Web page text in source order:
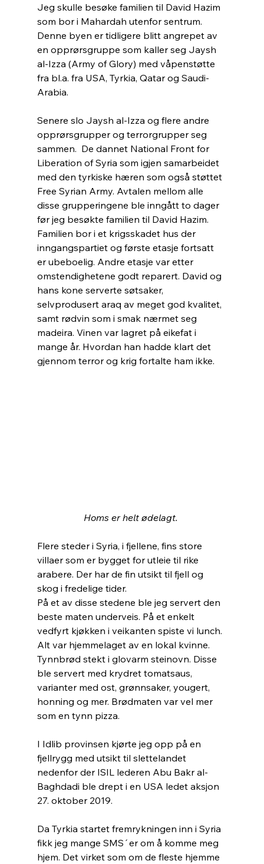
Jeg skulle besøke familien til David Hazim
som bor i Mahardah utenfor sentrum.
Denne byen er tidligere blitt angrepet av
en opprørsgruppe som kaller seg Jaysh
al-Izza (Army of Glory) med våpenstøtte
fra bl.a. fra USA, Tyrkia, Qatar og Saudi-
Arabia.
Senere slo Jaysh al-Izza og flere andre
opprørsgrupper og terrorgrupper seg
sammen.  De dannet National Front for
Liberation of Syria som igjen samarbeidet
med den tyrkiske hæren som også støttet
Free Syrian Army. Avtalen mellom alle
disse grupperingene ble inngått to dager
før jeg besøkte familien til David Hazim.
Familien bor i et krigsskadet hus der
inngangspartiet og første etasje fortsatt
er ubeboelig. Andre etasje var etter
omstendighetene godt reparert. David og
hans kone serverte søtsaker,
selvprodusert araq av meget god kvalitet,
samt rødvin som i smak nærmet seg
madeira. Vinen var lagret på eikefat i
mange år. Hvordan han hadde klart det
gjennom terror og krig fortalte ham ikke.
Homs er helt ødelagt.
Flere steder i Syria, i fjellene, fins store
villaer som er bygget for utleie til rike
arabere. Der har de fin utsikt til fjell og
skog i fredelige tider.
På et av disse stedene ble jeg servert den
beste maten underveis. På et enkelt
vedfyrt kjøkken i veikanten spiste vi lunch.
Alt var hjemmelaget av en lokal kvinne.
Tynnbrød stekt i glovarm steinovn. Disse
ble servert med krydret tomatsaus,
varianter med ost, grønnsaker, yougert,
honning og mer. Brødmaten var vel mer
som en tynn pizza.
I Idlib provinsen kjørte jeg opp på en
fjellrygg med utsikt til slettelandet
nedenfor der ISIL lederen Abu Bakr al-
Baghdadi ble drept i en USA ledet aksjon
27. oktober 2019.
Da Tyrkia startet fremrykningen inn i Syria
fikk jeg mange SMS´er om å komme meg
hjem. Det virket som om de fleste hjemme